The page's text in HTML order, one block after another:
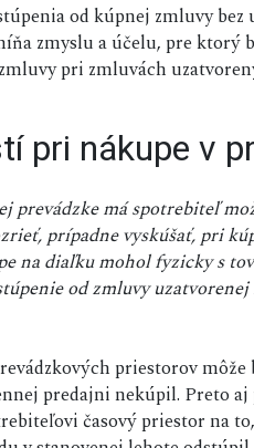
od kúpnej zmluvy
zmyslu a účelu, pre ktorý
pri zmluvách
pri nákupe v
prevádzke má spotrebiteľ
prípadne vyskúšať, pri
na diaľku mohol fyzicky s
od zmluvy
priestorov
predajni nekúpil. Preto
časový priestor na